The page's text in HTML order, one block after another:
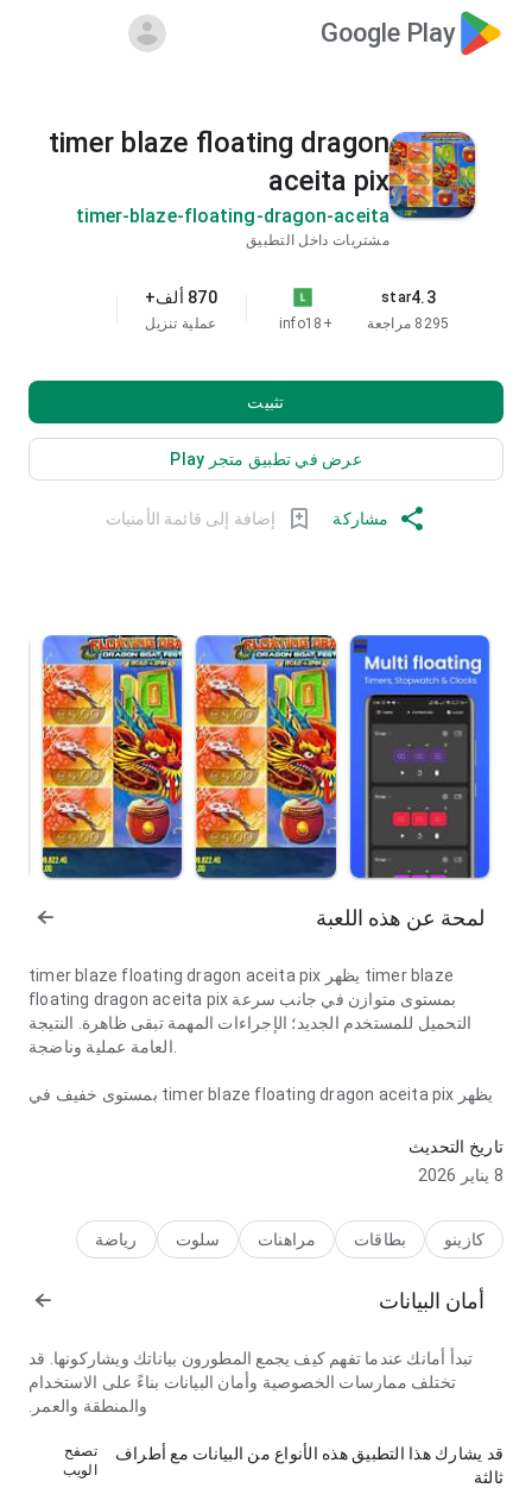
Google Play
timer blaze floating dragon
aceita pix
timer-blaze-floating-dragon-aceita
مشتريات داخل التطبيق
4.3
star
8295 مراجعة
+18
info
870 ألف+
عملية تنزيل
تثبيت
عرض في تطبيق متجر Play
مشاركة إضافة إلى قائمة الأمنيات
لمحة عن هذه اللعبة
timer blaze floating dragon aceita pix يظهر timer blaze
floating dragon aceita pix بمستوى متوازن في جانب سرعة
التحميل للمستخدم الجديد؛ الإجراءات المهمة تبقى ظاهرة. النتيجة
يظهر timer blaze floating dragon aceita pix بمستوى خفيف في
تاريخ التحديث
8 يناير 2026
كازينو بطاقات مراهنات سلوت رياضة
أمان البيانات
تبدأ أمانك عندما تفهم كيف يجمع المطورون بياناتك ويشاركونها. قد
تختلف ممارسات الخصوصية وأمان البيانات بناءً على الاستخدام
والمنطقة والعمر.
قد يشارك هذا التطبيق هذه الأنواع من البيانات مع أطراف
ثالثة
تصفح
الويب